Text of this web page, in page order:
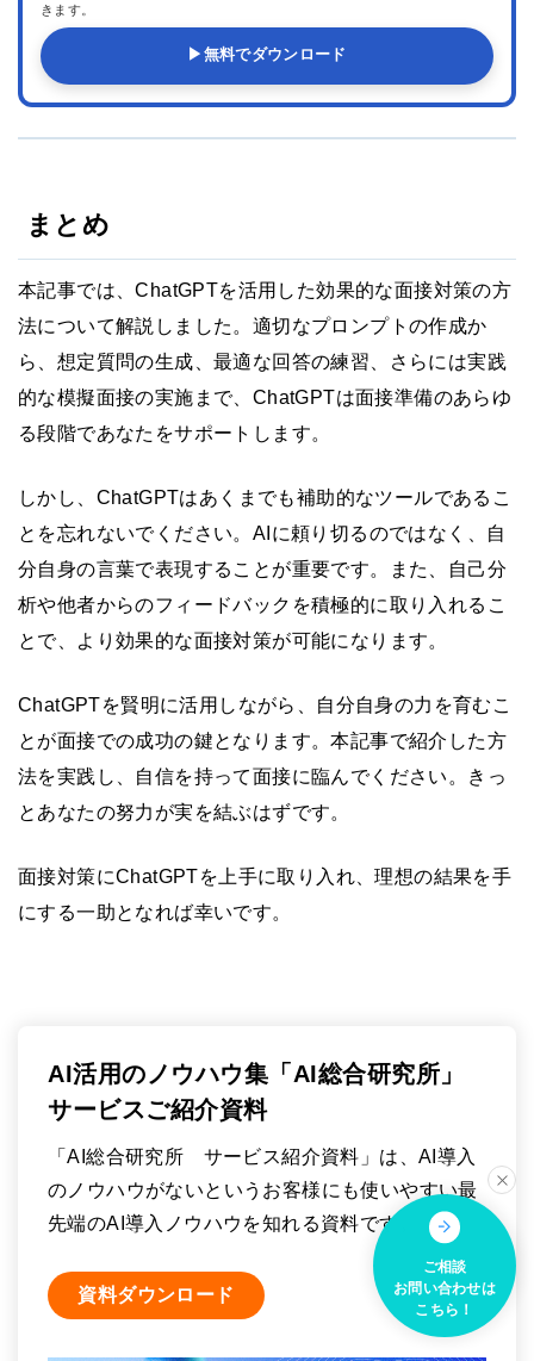
きます。
▶ 無料でダウンロード
まとめ
本記事では、ChatGPTを活用した効果的な面接対策の方
法について解説しました。適切なプロンプトの作成か
ら、想定質問の生成、最適な回答の練習、さらには実践
的な模擬面接の実施まで、ChatGPTは面接準備のあらゆ
る段階であなたをサポートします。
しかし、ChatGPTはあくまでも補助的なツールであるこ
とを忘れないでください。AIに頼り切るのではなく、自
分自身の言葉で表現することが重要です。また、自己分
析や他者からのフィードバックを積極的に取り入れるこ
とで、より効果的な面接対策が可能になります。
ChatGPTを賢明に活用しながら、自分自身の力を育むこ
とが面接での成功の鍵となります。本記事で紹介した方
法を実践し、自信を持って面接に臨んでください。きっ
とあなたの努力が実を結ぶはずです。
面接対策にChatGPTを上手に取り入れ、理想の結果を手
にする一助となれば幸いです。
AI活用のノウハウ集「AI総合研究所」
サービスご紹介資料
「AI総合研究所 サービス紹介資料」は、AI導入
のノウハウがないというお客様にも使いやすい最
先端のAI導入ノウハウを知れる資料です。
資料ダウンロード
ご相談
お問い合わせは
こちら！